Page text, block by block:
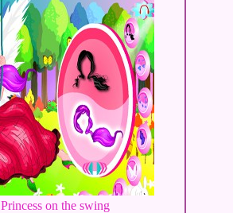
Princess on the swing